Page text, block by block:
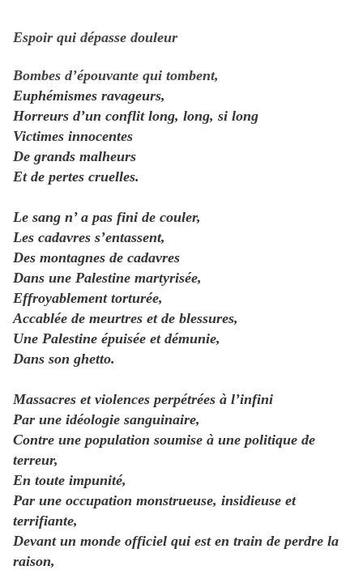
Espoir qui dépasse douleur
Bombes d’épouvante qui tombent,
Euphémismes ravageurs,
Horreurs d’un conflit long, long, si long
Victimes innocentes
De grands malheurs
Et de pertes cruelles.
Le sang n’ a pas fini de couler,
Les cadavres s’entassent,
Des montagnes de cadavres
Dans une Palestine martyrisée,
Effroyablement torturée,
Accablée de meurtres et de blessures,
Une Palestine épuisée et démunie,
Dans son ghetto.
Massacres et violences perpétrées à l’infini
Par une idéologie sanguinaire,
Contre une population soumise à une politique de
terreur,
En toute impunité,
Par une occupation monstrueuse, insidieuse et
terrifiante,
Devant un monde officiel qui est en train de perdre la
raison,